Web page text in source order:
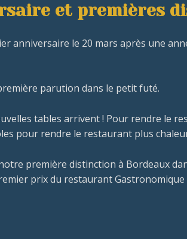
et premières
anniversaire le 20 mars après une
parution dans le petit futé.
tables arrivent ! Pour rendre le
pour rendre le restaurant plus
première distinction à Bordeaux
prix du restaurant Gastronomique